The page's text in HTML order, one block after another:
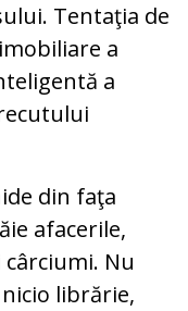
Tentaţia de
a
a
din faţa
afacerile,
Nu
librărie,